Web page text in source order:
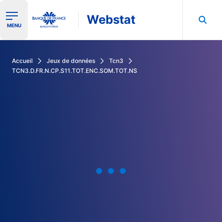
Ouvrir le menu de navigation
MENU Webstat
Accueil Jeux de données
Tcn3
TCN3.D.FR.N.CP.S11.TOT.ENC.SOM.TOT.NS